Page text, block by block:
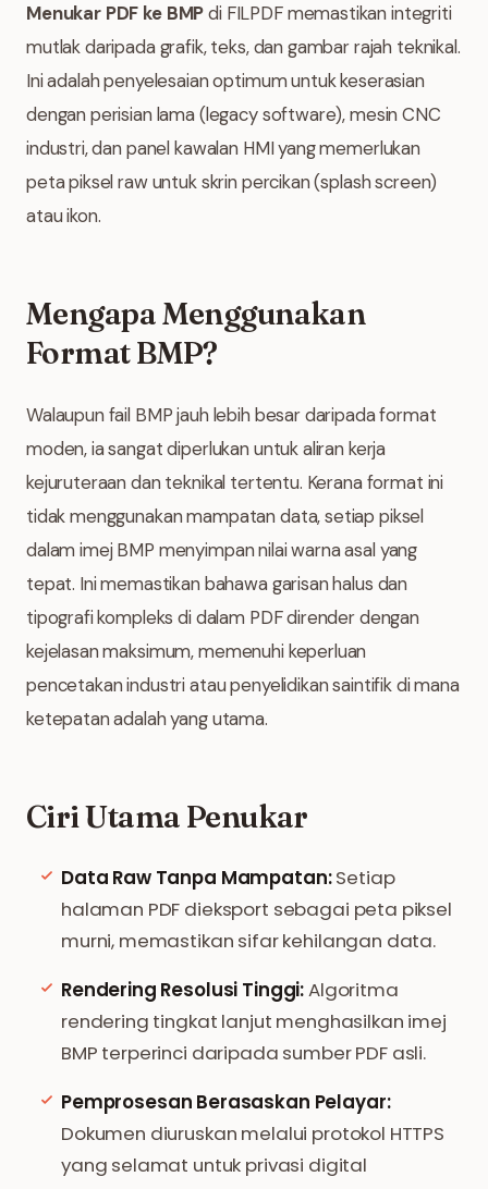
Menukar PDF ke BMPdi FILPDF memastikan integriti
mutlak daripada grafik, teks, dan gambar rajah teknikal.
Ini adalah penyelesaian optimum untuk keserasian
dengan perisian lama (legacy software), mesin CNC
industri, dan panel kawalan HMI yang memerlukan
peta piksel raw untuk skrin percikan (splash screen)
atau ikon.
Mengapa Menggunakan
Format BMP?
Walaupun fail BMP jauh lebih besar daripada format
moden, ia sangat diperlukan untuk aliran kerja
kejuruteraan dan teknikal tertentu. Kerana format ini
tidak menggunakan mampatan data, setiap piksel
dalam imej BMP menyimpan nilai warna asal yang
tepat. Ini memastikan bahawa garisan halus dan
tipografi kompleks di dalam PDF dirender dengan
kejelasan maksimum, memenuhi keperluan
pencetakan industri atau penyelidikan saintifik di mana
ketepatan adalah yang utama.
Ciri Utama Penukar
Data Raw Tanpa Mampatan:Setiap
halaman PDF dieksport sebagai peta piksel
murni, memastikan sifar kehilangan data.
Rendering Resolusi Tinggi:Algoritma
rendering tingkat lanjut menghasilkan imej
BMP terperinci daripada sumber PDF asli.
Pemprosesan Berasaskan Pelayar:
Dokumen diuruskan melalui protokol HTTPS
yang selamat untuk privasi digital